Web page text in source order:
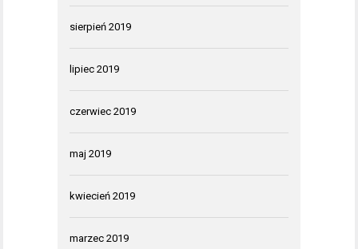
sierpień 2019
lipiec 2019
czerwiec 2019
maj 2019
kwiecień 2019
marzec 2019